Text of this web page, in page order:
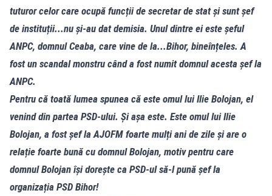
tuturor celor care ocupă funcții de secretar de stat și sunt șef
de instituții...nu și-au dat demisia. Unul dintre ei este șeful
ANPC, domnul Ceaba, care vine de la...Bihor, bineînțeles. A
fost un scandal monstru când a fost numit domnul acesta șef la
ANPC.
Pentru că toată lumea spunea că este omul lui Ilie Bolojan, el
venind din partea PSD-ului. Și așa este. Este omul lui Ilie
Bolojan, a fost șef la AJOFM foarte mulți ani de zile și are o
relație foarte bună cu domnul Bolojan, motiv pentru care
domnul Bolojan își dorește ca PSD-ul să-l pună șef la
organizația PSD Bihor!